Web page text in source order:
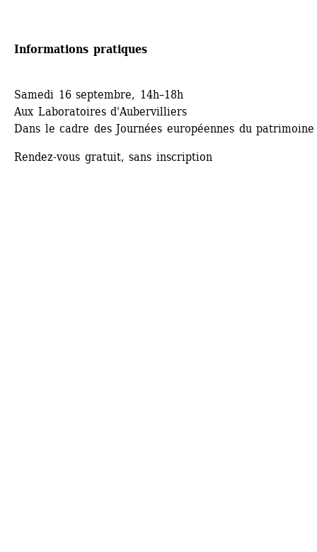
Informations pratiques
Samedi 16 septembre, 14h–18h
Aux Laboratoires d'Aubervilliers
Dans le cadre des Journées européennes du patrimoine
Rendez-vous gratuit, sans inscription